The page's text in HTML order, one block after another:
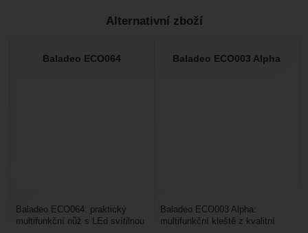
Nebyla přidána žádná recenze.
Alternativní zboží
Baladeo ECO064
Baladeo ECO064: praktický
multifunkční nůž s LEd svítilnou
Baladeo ECO003 Alpha
Baladeo ECO003 Alpha:
multifunkční kleště z kvalitní